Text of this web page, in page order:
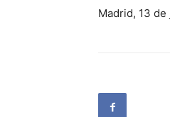
Madrid, 13